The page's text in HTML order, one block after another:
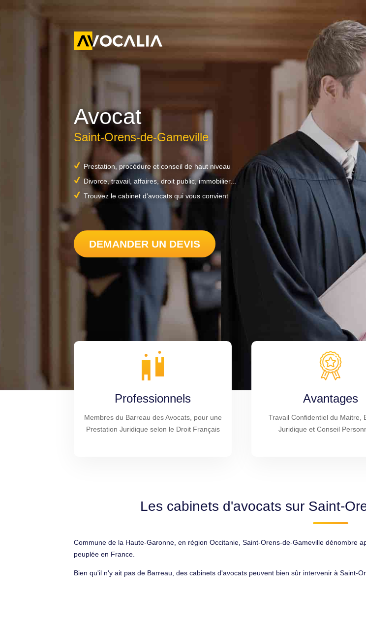
Avocat
Saint-Orens-de-Gameville
Prestation, procédure et conseil de haut niveau
Divorce, travail, affaires, droit public, immobilier...
Trouvez le cabinet d'avocats qui vous convient
DEMANDER UN DEVIS
Professionnels
Membres du Barreau des Avocats, pour une
Prestation Juridique selon le Droit Français
Avantages
Travail Confidentiel du Maitre,
Juridique et Conseil
Les cabinets d'avocats sur Saint-
Commune de la Haute-Garonne, en région Occitanie, Saint-Orens-de-Gameville dénombre
peuplée en France.
Bien qu'il n'y ait pas de Barreau, des cabinets d'avocats peuvent bien sûr intervenir à Saint-